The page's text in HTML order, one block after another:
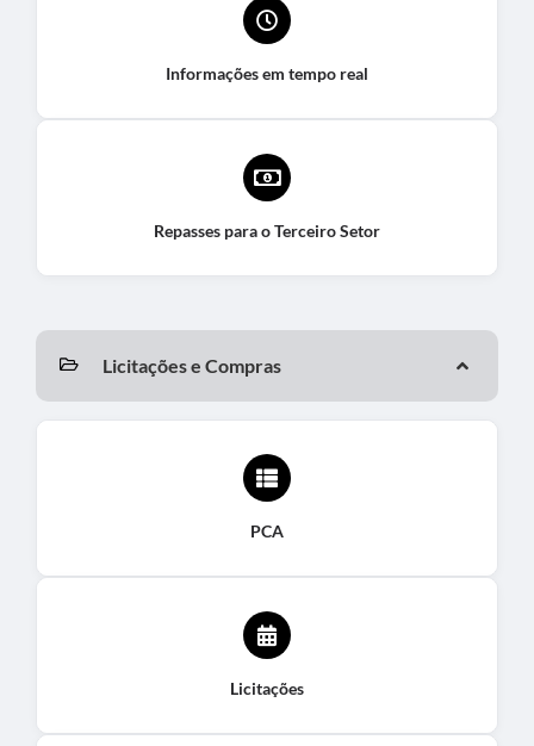
Informações em tempo real
Repasses para o Terceiro Setor
Licitações e Compras
PCA
Licitações